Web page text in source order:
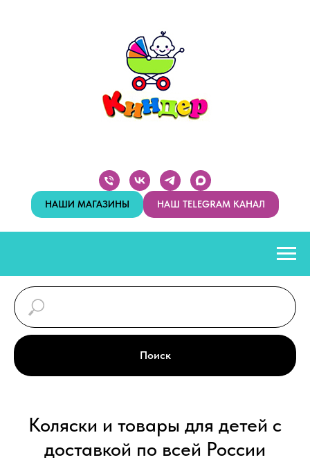
НАШИ МАГАЗИНЫ НАШ TELEGRAM КАНАЛ
Поиск
Коляски и товары для детей с
доставкой по всей России